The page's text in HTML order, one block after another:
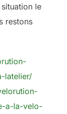
le
restons
latelier/
a-la-velo-